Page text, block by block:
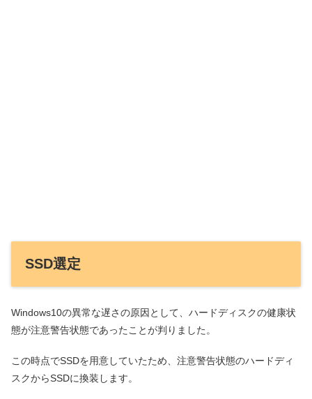
SSD選定
Windows10の異常な遅さの原因として、ハードディスクの健康状
態が注意警告状態であったことが判りました。
この時点でSSDを用意していたため、注意警告状態のハードディ
スクからSSDに換装します。